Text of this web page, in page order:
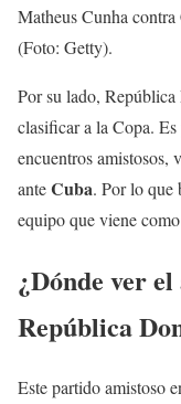
Matheus Cunha
(Foto: Getty).
Por su lado,
clasificar a la Copa.
encuentros amistosos,
anteCuba. Por lo que
equipo que viene
¿Dónde ver
República
Este partido amistoso